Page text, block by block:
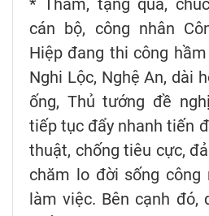
* Thăm, tặng quà,
cán bộ, công nhân
Hiệp đang thi công
Nghi Lộc, Nghệ An, dài
ống, Thủ tướng đề
tiếp tục đẩy nhanh tiến
thuật, chống tiêu cực,
chăm lo đời sống công
làm việc. Bên cạnh đó,